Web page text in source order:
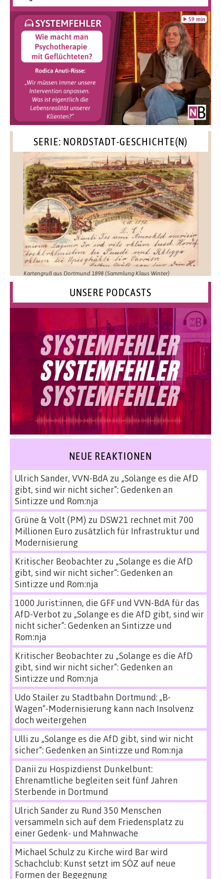
SERIE: NORDSTADT-GESCHICHTE(N)
Kartengruß aus Dortmund 1898 (Sammlung Klaus Winter)
UNSERE PODCASTS
NEUE REAKTIONEN
Ulrich Sander, VVN-BdAzu „Solange es die AfD
gibt, sind wir nicht sicher“: Gedenken an
Sinti:zze und Rom:nja
Grüne & Volt (PM) zu DSW21 rechnet mit 700
Millionen Euro zusätzlich für Infrastruktur und
Modernisierung
Kritischer Beobachterzu „Solange es die AfD
gibt, sind wir nicht sicher“: Gedenken an
Sinti:zze und Rom:nja
1000 Jurist:innen, die GFF und VVN-BdA für das
AfD-Verbot zu „Solange es die AfD gibt, sind wir
nicht sicher“: Gedenken an Sinti:zze und
Rom:nja
Kritischer Beobachterzu „Solange es die AfD
gibt, sind wir nicht sicher“: Gedenken an
Sinti:zze und Rom:nja
Udo Stailerzu Stadtbahn Dortmund: „B-
Wagen“-Modernisierung kann nach Insolvenz
doch weitergehen
Ulli zu „Solange es die AfD gibt, sind wir nicht
sicher“: Gedenken an Sinti:zze und Rom:nja
Danii zu Hospizdienst Dunkelbunt:
Ehrenamtliche begleiten seit fünf Jahren
Sterbende in Dortmund
Ulrich Sanderzu Rund 350 Menschen
versammeln sich auf dem Friedensplatz zu
einer Gedenk- und Mahnwache
Michael Schulz zu Kirche wird Bar wird
Schachclub: Kunst setzt im SÖZ auf neue
Formen der Begegnung